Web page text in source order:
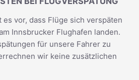
vor, dass Flüge sich verspäten
Innsbrucker Flughafen landen.
für unsere Fahrer zu
wir keine zusätzlichen